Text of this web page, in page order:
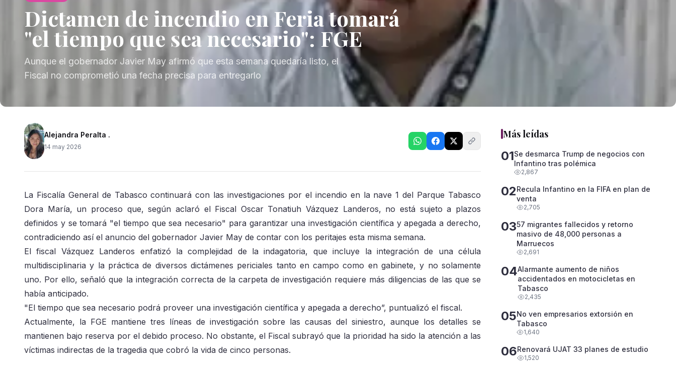
Dictamen de incendio en Feria tomará
"el tiempo que sea necesario": FGE
Aunque el gobernador Javier May afirmó que esta semana quedaría listo, el
Fiscal no comprometió una fecha precisa para entregarlo
Alejandra Peralta .
14 may 2026
La Fiscalía General de Tabasco continuará con las investigaciones por el incendio en la nave 1 del Parque Tabasco
Dora María, un proceso que, según aclaró el Fiscal Oscar Tonatiuh Vázquez Landeros, no está sujeto a plazos
definidos y se tomará "el tiempo que sea necesario" para garantizar una investigación científica y apegada a derecho,
contradiciendo así el anuncio del gobernador Javier May de contar con los peritajes esta misma semana.
El fiscal Vázquez Landeros enfatizó la complejidad de la indagatoria, que incluye la integración de una célula
multidisciplinaria y la práctica de diversos dictámenes periciales tanto en campo como en gabinete, y no solamente
uno. Por ello, señaló que la integración correcta de la carpeta de investigación requiere más diligencias de las que se
había anticipado.
"El tiempo que sea necesario podrá proveer una investigación científica y apegada a derecho”, puntualizó el fiscal.
Actualmente, la FGE mantiene tres líneas de investigación sobre las causas del siniestro, aunque los detalles se
mantienen bajo reserva por el debido proceso. No obstante, el Fiscal subrayó que la prioridad ha sido la atención a las
víctimas indirectas de la tragedia que cobró la vida de cinco personas.
Más leídas
01Se desmarca Trump de negocios con
Infantino tras polémica
2,867
02Recula Infantino en la FIFA en plan de
venta
2,705
0357 migrantes fallecidos y retorno
masivo de 48,000 personas a
Marruecos
2,691
04Alarmante aumento de niños
accidentados en motocicletas en
Tabasco
2,435
05No ven empresarios extorsión en
Tabasco
1,640
06Renovará UJAT 33 planes de estudio
1,520